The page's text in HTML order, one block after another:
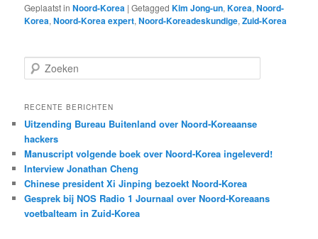
Geplaatst in Noord-Korea |Getagged Kim Jong-un,Korea,Noord-
Korea,Noord-Korea expert,Noord-Koreadeskundige,Zuid-Korea
o
k
n
RECENTE BERICHTEN
Uitzending Bureau Buitenland over Noord-Koreaanse
hackers
Manuscript volgende boek over Noord-Korea ingeleverd!
Interview Jonathan Cheng
Chinese president Xi Jinping bezoekt Noord-Korea
Gesprek bij NOS Radio 1 Journaal over Noord-Koreaans
voetbalteam in Zuid-Korea